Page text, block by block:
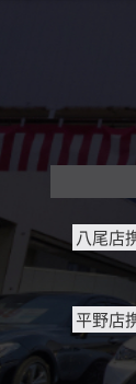
八尾店
平野店